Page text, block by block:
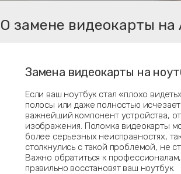
О замене видеокарты на
Замена видеокарты на
Если ваш ноутбук стал «плохо
полосы или даже полностью
важнейший компонент устройства,
изображения. Поломка видеокарты
более серьезных неисправностях,
столкнулись с такой проблемой, не
Важно обратиться к
правильно восстановят ваш ноутбук.